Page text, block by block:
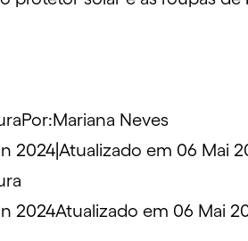
Por:Mariana Neves
2024Atualizado em 06 Mai
2024Atualizado em 06 Mai